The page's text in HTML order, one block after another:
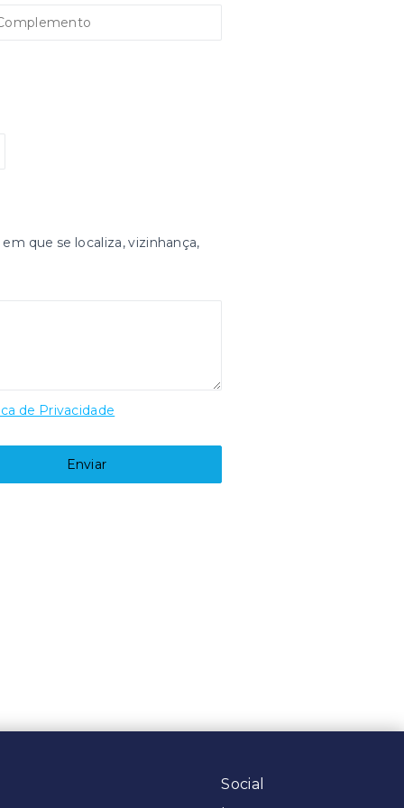
que se localiza, vizinhança,
de Privacidade
Enviar
Social